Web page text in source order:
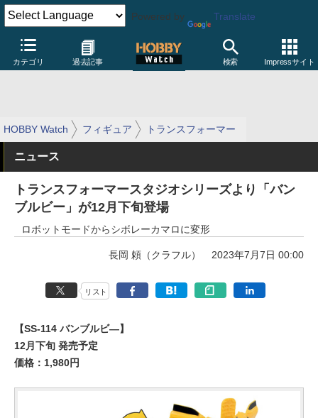
Powered by Translate
カテゴリ 過去記事 検索 Impressサイト
HOBBY Watch フィギュア トランスフォーマー
ニュース
トランスフォーマースタジオシリーズより「バン
ブルビー」が12月下旬登場
ロボットモードからシボレーカマロに変形
長岡 頼（クラフル） 2023年7月7日 00:00
リスト
【SS-114 バンブルビ―】
12月下旬 発売予定
価格：1,980円